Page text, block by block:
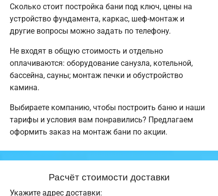
Сколько стоит постройка бани под ключ, цены на
устройство фундамента, каркас, шеф-монтаж и
другие вопросы можно задать по телефону.
Не входят в общую стоимость и отдельно
оплачиваются: оборудование санузла, котельной,
бассейна, сауны; монтаж печки и обустройство
камина.
Выбираете компанию, чтобы построить баню и наши
тарифы и условия вам понравились? Предлагаем
оформить заказ на монтаж бани по акции.
Расчёт стоимости доставки
Укажите адрес доставки: